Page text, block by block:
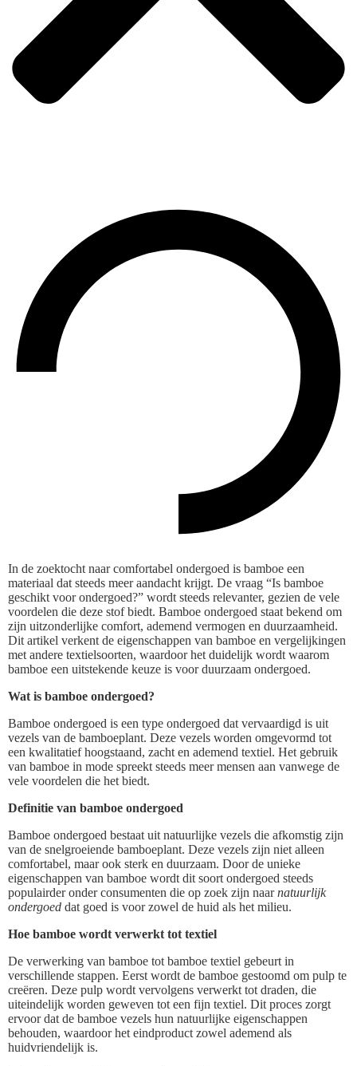
In de zoektocht naar comfortabel ondergoed is bamboe een
materiaal dat steeds meer aandacht krijgt. De vraag “Is bamboe
geschikt voor ondergoed?” wordt steeds relevanter, gezien de vele
voordelen die deze stof biedt. Bamboe ondergoed staat bekend om
zijn uitzonderlijke comfort, ademend vermogen en duurzaamheid.
Dit artikel verkent de eigenschappen van bamboe en vergelijkingen
met andere textielsoorten, waardoor het duidelijk wordt waarom
bamboe een uitstekende keuze is voor duurzaam ondergoed.
Wat is bamboe ondergoed?
Bamboe ondergoed is een type ondergoed dat vervaardigd is uit
vezels van de bamboeplant. Deze vezels worden omgevormd tot
een kwalitatief hoogstaand, zacht en ademend textiel. Het gebruik
van bamboe in mode spreekt steeds meer mensen aan vanwege de
vele voordelen die het biedt.
Definitie van bamboe ondergoed
Bamboe ondergoed bestaat uit natuurlijke vezels die afkomstig zijn
van de snelgroeiende bamboeplant. Deze vezels zijn niet alleen
comfortabel, maar ook sterk en duurzaam. Door de unieke
eigenschappen van bamboe wordt dit soort ondergoed steeds
populairder onder consumenten die op zoek zijn naarnatuurlijk
ondergoed dat goed is voor zowel de huid als het milieu.
Hoe bamboe wordt verwerkt tot textiel
De verwerking van bamboe tot bamboe textiel gebeurt in
verschillende stappen. Eerst wordt de bamboe gestoomd om pulp te
creëren. Deze pulp wordt vervolgens verwerkt tot draden, die
uiteindelijk worden geweven tot een fijn textiel. Dit proces zorgt
ervoor dat de bamboe vezels hun natuurlijke eigenschappen
behouden, waardoor het eindproduct zowel ademend als
huidvriendelijk is.